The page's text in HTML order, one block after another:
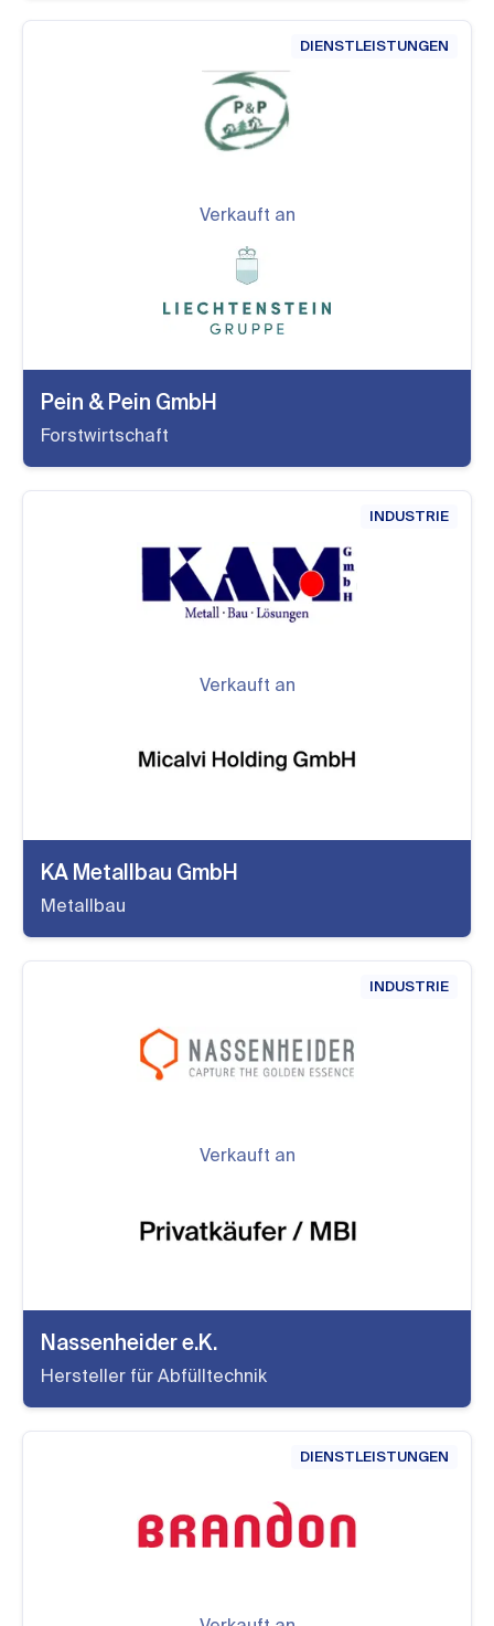
DIENSTLEISTUNGEN
Verkauft an
Pein & Pein GmbH
Forstwirtschaft
INDUSTRIE
Verkauft an
KA Metallbau GmbH
Metallbau
INDUSTRIE
Verkauft an
Nassenheider e.K.
Hersteller für Abfülltechnik
DIENSTLEISTUNGEN